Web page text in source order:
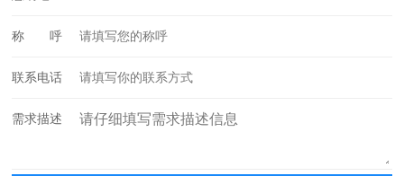
称 呼
联系电话
需求描述